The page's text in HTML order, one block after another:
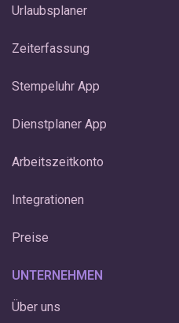
Urlaubsplaner
Zeiterfassung
Stempeluhr App
Dienstplaner App
Arbeitszeitkonto
Integrationen
Preise
UNTERNEHMEN
Über uns